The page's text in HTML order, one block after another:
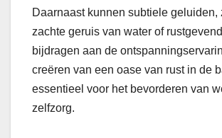
Daarnaast kunnen subtiele geluiden,
zachte geruis van water of
bijdragen aan de
creëren van een oase van rust in de
essentieel voor het bevorderen van
zelfzorg.